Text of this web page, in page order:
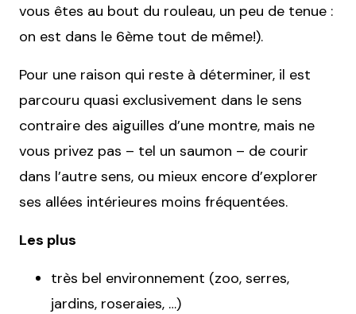
vous êtes au bout du rouleau, un peu de tenue :
on est dans le 6ème tout de même!).
Pour une raison qui reste à déterminer, il est
parcouru quasi exclusivement dans le sens
contraire des aiguilles d’une montre, mais ne
vous privez pas – tel un saumon – de courir
dans l’autre sens, ou mieux encore d’explorer
ses allées intérieures moins fréquentées.
Les plus
très bel environnement (zoo, serres,
jardins, roseraies, …)